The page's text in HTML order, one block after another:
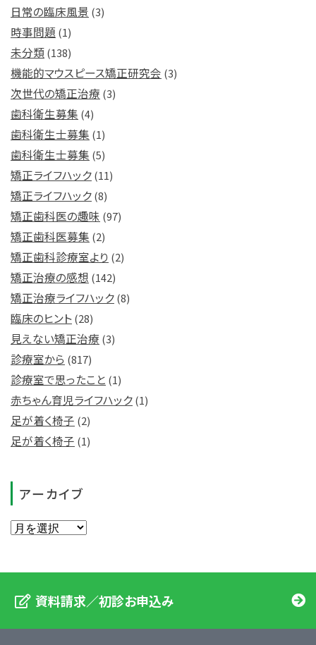
日常の臨床風景 (3)
時事問題 (1)
未分類(138)
機能的マウスピース矯正研究会 (3)
次世代の矯正治療 (3)
歯科衛生募集 (4)
歯科衛生士募集 (1)
歯科衛生士募集 (5)
矯正ライフハック(11)
矯正ライフハック(8)
矯正歯科医の趣味 (97)
矯正歯科医募集 (2)
矯正歯科診療室より (2)
矯正治療の感想 (142)
矯正治療ライフハック(8)
臨床のヒント(28)
見えない矯正治療 (3)
診療室から (817)
診療室で思ったこと (1)
赤ちゃん育児ライフハック(1)
足が着く椅子 (2)
足が着く椅子 (1)
アーカイブ
資料請求／初診お申込み